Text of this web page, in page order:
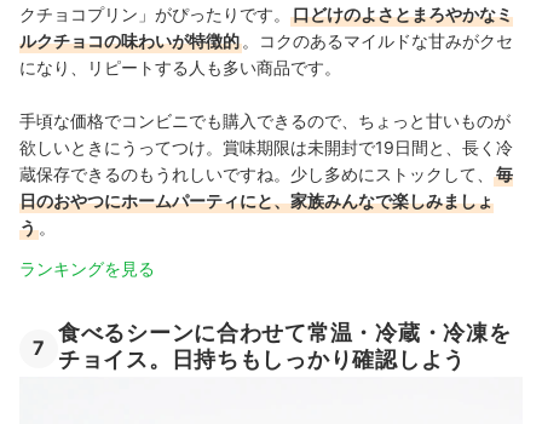
クチョコプリン」がぴったりです。
口どけのよさとまろやかなミ
ルクチョコの味わいが特徴的 。
コクのあるマイルドな甘みがクセ
になり、リピートする人も多い商品です。
手頃な価格でコンビニでも購入できるので、ちょっと甘いものが
欲しいときにうってつけ。賞味期限は未開封で19日間と、長く冷
蔵保存できるのもうれしいですね。少し多めにストックして、
毎
日のおやつにホームパーティにと、家族みんなで楽しみましょ
う 。
ランキングを見る
7
食べるシーンに合わせて常温・冷蔵・冷凍を
チョイス。日持ちもしっかり確認しよう